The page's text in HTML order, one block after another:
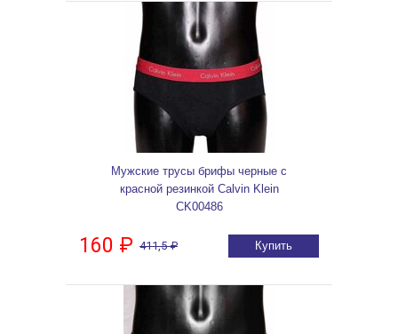
Мужские трусы брифы черные с
красной резинкой Calvin Klein
CK00486
160 ₽ 411,5 ₽ Купить